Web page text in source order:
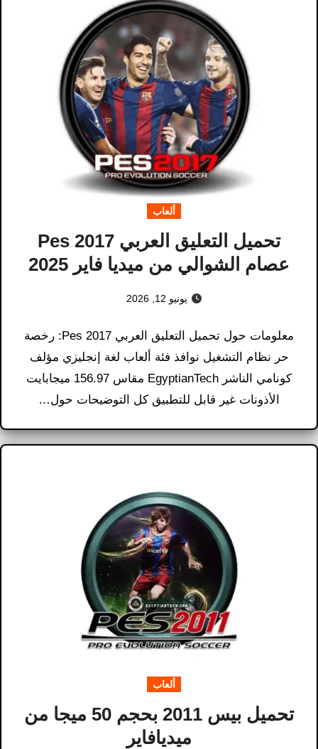
ألعاب
تحميل التعليق العربي Pes 2017
عصام الشوالي من ميديا ​​فاير 2025
يونيو 12, 2026
معلومات حول تحميل التعليق العربي Pes 2017: رخصة
حر نظام التشغيل نوافذ فئة ألعاب لغة إنجليزي مؤلف
كونامي الناشر EgyptianTech مقاس 156.97 ميجابايت
الأذونات غير قابل للتطبيق كل التوضيحات حول…
ألعاب
تحميل بيس 2011 بحجم 50 ميجا من
ميديافاير